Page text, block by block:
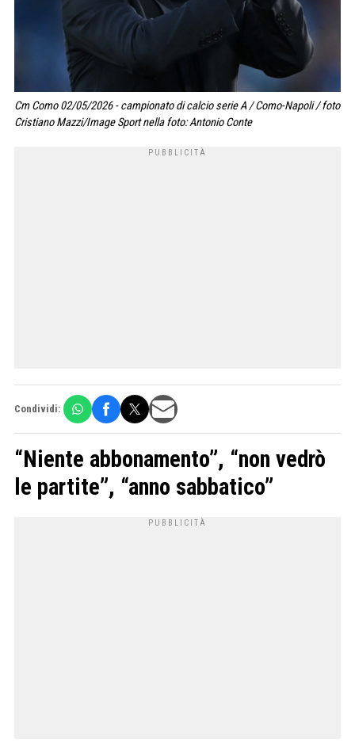
Cm Como 02/05/2026 - campionato di calcio serie A / Como-Napoli / foto
Cristiano Mazzi/Image Sport nella foto: Antonio Conte
Condividi:
“Niente abbonamento”, “non vedrò
le partite”, “anno sabbatico”